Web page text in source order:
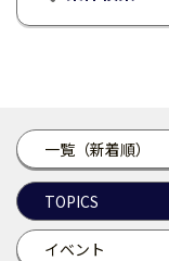
一覧（新着順）
TOPICS
イベント